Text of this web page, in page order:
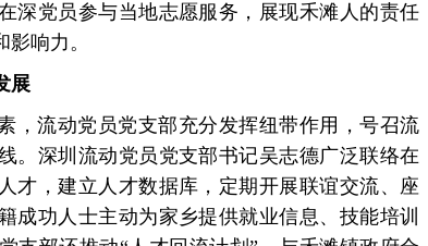
深党员参与当地志愿服务，展现禾滩人的责任
响力。
展
，流动党员党支部充分发挥纽带作用，号召流
。深圳流动党员党支部书记吴志德广泛联络在
才，建立人才数据库，定期开展联谊交流、座
成功人士主动为家乡提供就业信息、技能培训